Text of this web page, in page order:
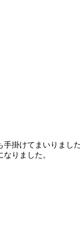
掛けてまいりまし
りました。